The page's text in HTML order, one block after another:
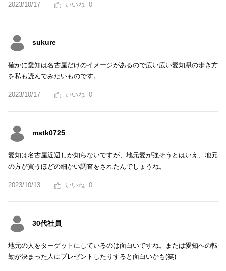
2023/10/17 0
sukure
確かに愛知は名古屋だけのイメージがあるので広い広い愛知県の歩き方
を私も読んでみたいものです。
2023/10/17 0
mstk0725
愛知は名古屋近辺しか知らないですが、地元愛が強そうとはいえ、地元
の方が買うほどの細かい調査をされたんでしょうね。
2023/10/13 0
30代社員
地元の人をターゲットにしているのは面白いですね。または愛知への転
勤が決まった人にプレゼントしたりすると面白いかも(笑)